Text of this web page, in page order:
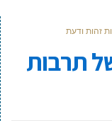
זהות ודעת
תרבות